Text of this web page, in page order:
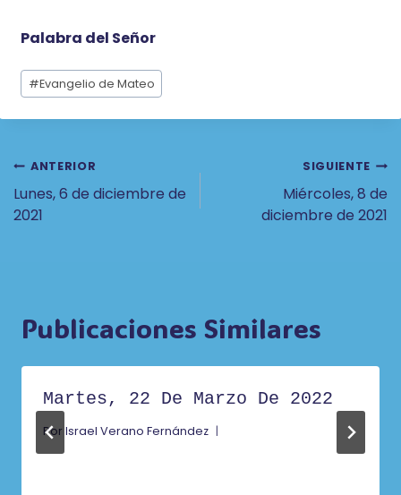
Palabra del Señor
Etiquetas
de
la
#Evangelio de Mateo
Navegación
De
ANTERIOR
Lunes, 6 de diciembre de
2021
SIGUIENTE
Miércoles, 8 de
diciembre de 2021
Publicaciones Similares
Martes, 22 De Marzo De 2022
Por Israel Verano Fernández